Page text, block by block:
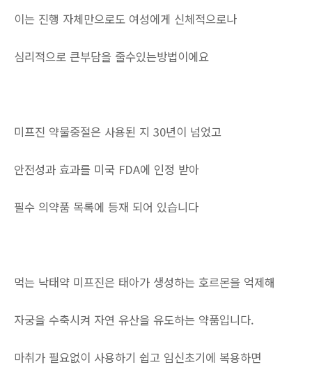
이는 진행 자체만으로도 여성에게 신체적으로나
심리적으로 큰부담을 줄수있는방법이에요
미프진 약물중절은 사용된 지 30년이 넘었고
안전성과 효과를 미국 FDA에 인정 받아
필수 의약품 목록에 등재 되어 있습니다
먹는 낙태약 미프진은 태아가 생성하는 호르몬을 억제해
자궁을 수축시켜 자연 유산을 유도하는 약품입니다.
마취가 필요없이 사용하기 쉽고 임신초기에 복용하면